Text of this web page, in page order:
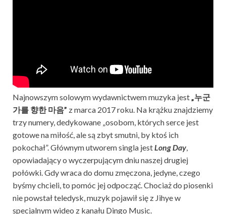
Najnowszym solowym wydawnictwem muzyka jest„누군
가를 향한 마음” z marca 2017 roku. Na krążku znajdziemy
trzy numery, dedykowane „osobom, których serce jest
gotowe na miłość, ale są zbyt smutni, by ktoś ich
pokochał”. Głównym utworem singla jestLong Day,
opowiadający o wyczerpującym dniu naszej drugiej
połówki. Gdy wraca do domu zmęczona, jedyne, czego
byśmy chcieli, to pomóc jej odpocząć. Chociaż do piosenki
nie powstał teledysk, muzyk pojawił się z Jihye w
specjalnym wideo z kanału Dingo Music.